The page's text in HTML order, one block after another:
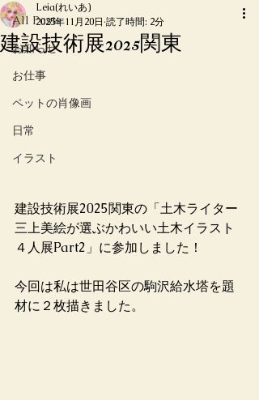
All Posts
お知らせ
お仕事
ペットの肖像画
日常
イラスト
建設技術展2025関東
Leia(れいあ)
2025年11月20日 読了時間: 2分
建設技術展2025関東の「土木ライター
三上美絵が選ぶかわいい土木イラスト
４人展Part2」に参加しました！
今回は私は世田谷区の駒沢給水塔を題
材に２枚描きました。